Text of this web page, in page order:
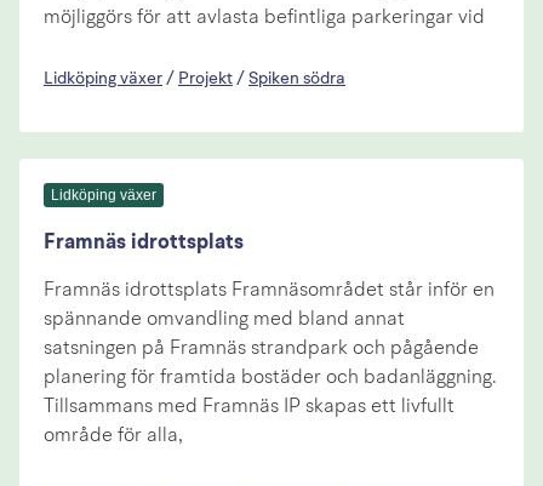
möjliggörs för att avlasta befintliga parkeringar vid
Lidköping växer / Projekt / Spiken södra
Lidköping växer
Framnäs idrottsplats
Framnäs idrottsplats Framnäsområdet står inför en
spännande omvandling med bland annat
satsningen på Framnäs strandpark och pågående
planering för framtida bostäder och badanläggning.
Tillsammans med Framnäs IP skapas ett livfullt
område för alla,